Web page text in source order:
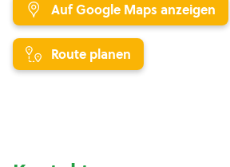
Auf Google Maps anzeigen
Route planen